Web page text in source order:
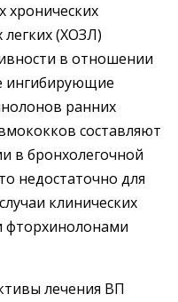
хронических
легких (ХОЗЛ)
в отношении
ингибирующие
ранних
составляют
в бронхолегочной
недостаточно для
клинических
фторхинолонами
лечения ВП